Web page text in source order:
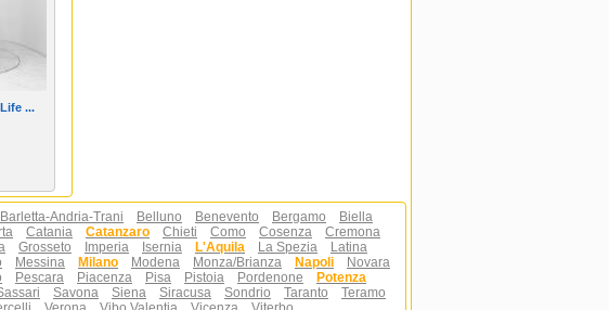
...
Barletta-Andria-Trani Belluno Benevento Bergamo
Biella
Catania Catanzaro Chieti Como Cosenza
Cremona
Grosseto Imperia Isernia L'Aquila La Spezia
Latina
Messina Milano Modena Monza/Brianza Napoli
Novara
Pescara Piacenza Pisa Pistoia Pordenone
Potenza
Savona Siena Siracusa Sondrio Taranto
Teramo